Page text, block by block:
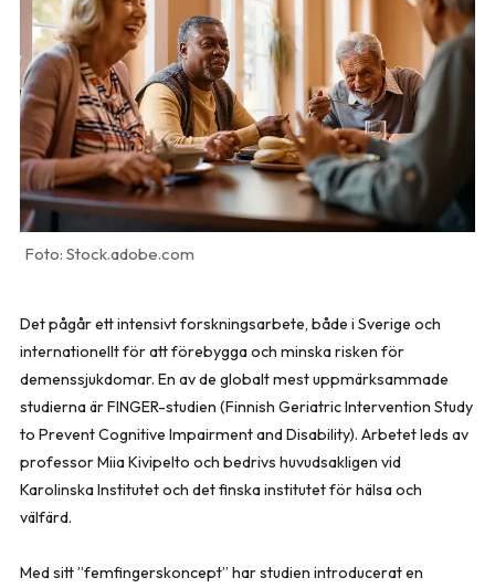
Stock.adobe.com
Det pågår ett intensivt forskningsarbete, både i Sverige och
internationellt för att förebygga och minska risken för
demenssjukdomar. En av de globalt mest uppmärksammade
studierna är FINGER-studien (Finnish Geriatric Intervention Study
to Prevent Cognitive Impairment and Disability). Arbetet leds av
professor Miia Kivipelto och bedrivs huvudsakligen vid
Karolinska Institutet och det finska institutet för hälsa och
välfärd.
Med sitt ”femfingerskoncept” har studien introducerat en